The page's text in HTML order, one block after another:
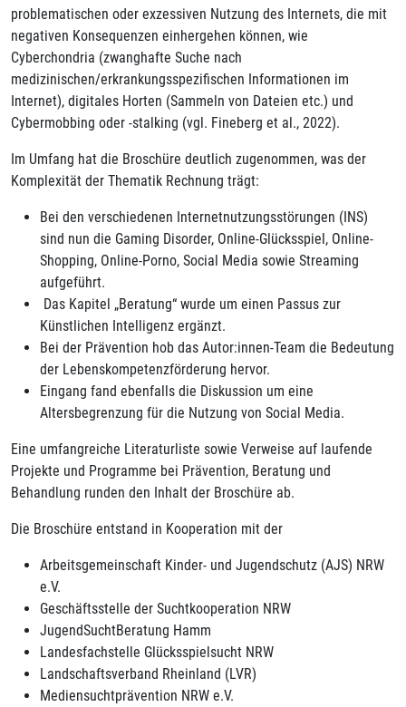
problematischen oder exzessiven Nutzung des Internets, die mit
negativen Konsequenzen einhergehen können, wie
Cyberchondria (zwanghafte Suche nach
medizinischen/erkrankungsspezifischen Informationen im
Internet), digitales Horten (Sammeln von Dateien etc.) und
Cybermobbing oder -stalking (vgl. Fineberg et al., 2022).
Im Umfang hat die Broschüre deutlich zugenommen, was der
Komplexität der Thematik Rechnung trägt:
Bei den verschiedenen Internetnutzungsstörungen (INS)
sind nun die Gaming Disorder, Online-Glücksspiel, Online-
Shopping, Online-Porno, Social Media sowie Streaming
aufgeführt.
Das Kapitel „Beratung“ wurde um einen Passus zur
Künstlichen Intelligenz ergänzt.
Bei der Prävention hob das Autor:innen-Team die Bedeutung
der Lebenskompetenzförderung hervor.
Eingang fand ebenfalls die Diskussion um eine
Altersbegrenzung für die Nutzung von Social Media.
Eine umfangreiche Literaturliste sowie Verweise auf laufende
Projekte und Programme bei Prävention, Beratung und
Behandlung runden den Inhalt der Broschüre ab.
Die Broschüre entstand in Kooperation mit der
Arbeitsgemeinschaft Kinder- und Jugendschutz (AJS) NRW
e.V.
Geschäftsstelle der Suchtkooperation NRW
JugendSuchtBeratung Hamm
Landesfachstelle Glücksspielsucht NRW
Landschaftsverband Rheinland (LVR)
Mediensuchtprävention NRW e.V.